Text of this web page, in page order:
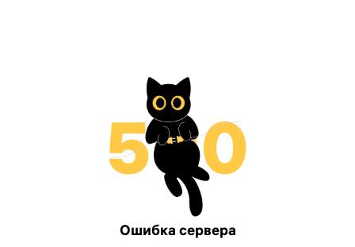
Ошибка сервера